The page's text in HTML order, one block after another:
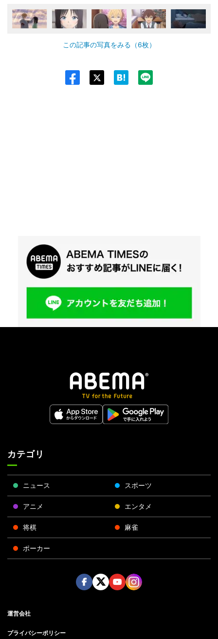
この記事の写真をみる（6枚）
カテゴリ
ニュース スポーツ
アニメ エンタメ
将棋 麻雀
ポーカー
運営会社
プライバシーポリシー